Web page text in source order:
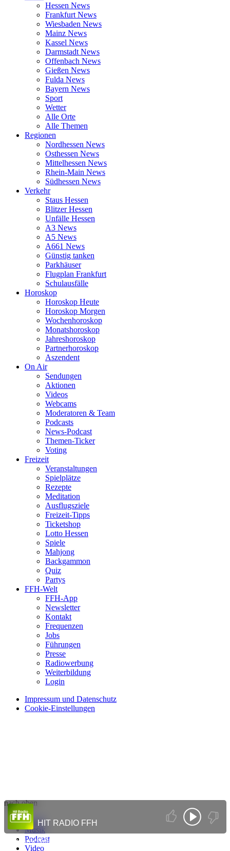
Hessen News
Frankfurt News
Wiesbaden News
Mainz News
Kassel News
Darmstadt News
Offenbach News
Gießen News
Fulda News
Bayern News
Sport
Wetter
Alle Orte
Alle Themen
Regionen
Nordhessen News
Osthessen News
Mittelhessen News
Rhein-Main News
Südhessen News
Verkehr
Staus Hessen
Blitzer Hessen
Unfälle Hessen
A3 News
A5 News
A661 News
Günstig tanken
Parkhäuser
Flugplan Frankfurt
Schulausfälle
Horoskop
Horoskop Heute
Horoskop Morgen
Wochenhoroskop
Monatshoroskop
Jahreshoroskop
Partnerhoroskop
Aszendent
On Air
Sendungen
Aktionen
Videos
Webcams
Moderatoren & Team
Podcasts
News-Podcast
Themen-Ticker
Voting
Freizeit
Veranstaltungen
Spielplätze
Rezepte
Meditation
Ausflugsziele
Freizeit-Tipps
Ticketshop
Lotto Hessen
Spiele
Mahjong
Backgammon
Quiz
Partys
FFH-Welt
FFH-App
Newsletter
Kontakt
Frequenzen
Jobs
Führungen
Presse
Radiowerbung
Weiterbildung
Login
Impressum und Datenschutz
Cookie-Einstellungen
nach oben
Home
Musik
Podcast
Video
HIT RADIO FFH
Jetzt einschalten